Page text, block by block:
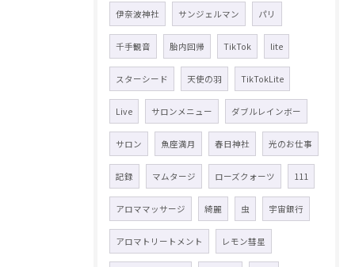
伊奈波神社 サンジェルマン パリ
千手観音 胎内回帰 TikTok lite
スターシード 天使の羽 TikTokLite
Live サロンメニュー ダブルレインボー
サロン 魚座満月 春日神社 光のお仕事
記録 マムタージ ローズクォーツ 111
アロママッサージ 綺麗 虫 宇宙銀行
アロマトリートメント レモン彗星